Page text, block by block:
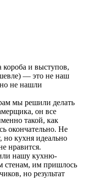
короба и выступов,
— это не наш
не нашли
мы решили делать
он все
такой, как
окончательно. Не
но кухня идеально
нравится.
нашу кухню-
стенам, им пришлось
но результат